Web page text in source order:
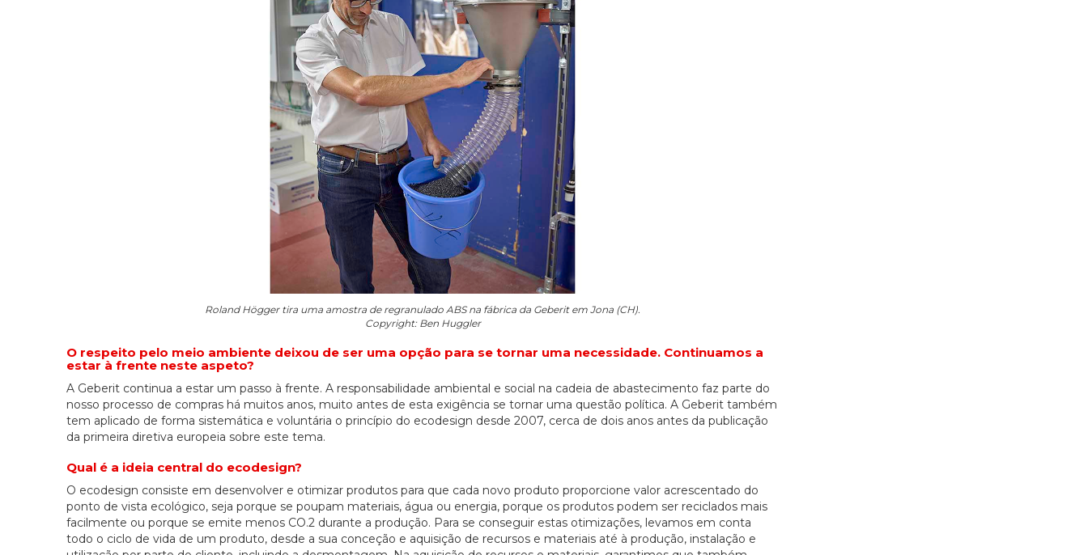
Roland Högger tira uma amostra de regranulado ABS na fábrica da Geberit em Jona (CH).
Copyright: Ben Huggler
O respeito pelo meio ambiente deixou de ser uma opção para se tornar uma necessidade. Continuamos a
estar à frente neste aspeto?
A Geberit continua a estar um passo à frente. A responsabilidade ambiental e social na cadeia de abastecimento faz parte do
nosso processo de compras há muitos anos, muito antes de esta exigência se tornar uma questão política. A Geberit também
tem aplicado de forma sistemática e voluntária o princípio do ecodesign desde 2007, cerca de dois anos antes da publicação
da primeira diretiva europeia sobre este tema.
Qual é a ideia central do ecodesign?
O ecodesign consiste em desenvolver e otimizar produtos para que cada novo produto proporcione valor acrescentado do
ponto de vista ecológico, seja porque se poupam materiais, água ou energia, porque os produtos podem ser reciclados mais
facilmente ou porque se emite menos CO.2 durante a produção. Para se conseguir estas otimizações, levamos em conta
todo o ciclo de vida de um produto, desde a sua conceção e aquisição de recursos e materiais até à produção, instalação e